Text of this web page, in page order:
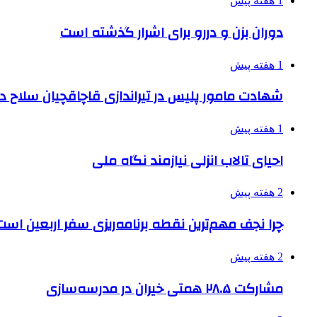
دوران بزن و دررو برای اشرار گذشته است
1 هفته پیش
شهادت مامور پلیس در تیراندازی قاچاقچیان سلاح
1 هفته پیش
احیای تالاب انزلی نیازمند نگاه ملی
2 هفته پیش
چرا نجف مهم‌ترین نقطه برنامه‌ریزی سفر اربعین
2 هفته پیش
مشارکت ۲۸.۵ همتی خیران در مدرسه‌سازی